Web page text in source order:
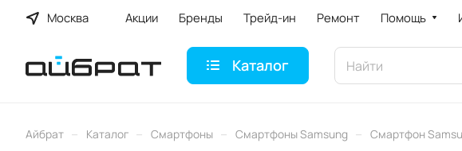
Москва Акции Бренды Трейд-ин Ремонт Помощь
Каталог
Айбрат – Каталог – Смартфоны – Смартфоны Samsung – Смартфон